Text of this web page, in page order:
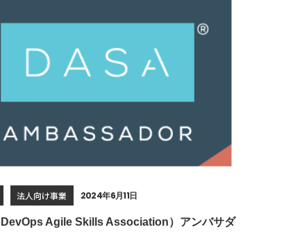
法人向け事業 2024年6月11日
Agile Skills Association）アンバサダ